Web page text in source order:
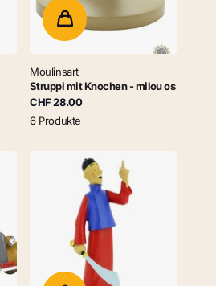
Moulinsart
Struppi mit Knochen - milou os
CHF 28.00
6 Produkte